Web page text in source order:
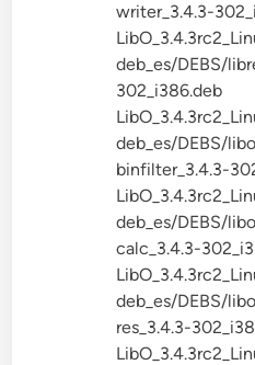
writer_3.4.3-
deb_es/DEBS/
302_i386.deb
deb_es/DEBS/
binfilter_3.4.3-
deb_es/DEBS/
calc_3.4.3-
deb_es/DEBS/
res_3.4.3-